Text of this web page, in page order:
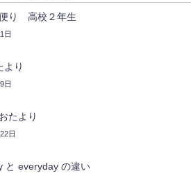
り 高校２年生
日
より
日
たより
日
と everyday の違い